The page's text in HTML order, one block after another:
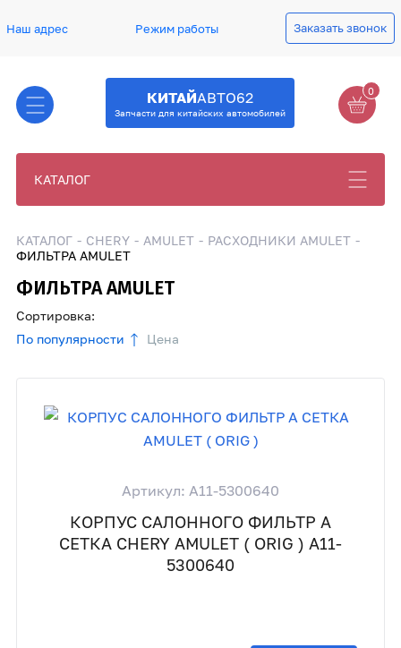
Наш адрес Режим работы Заказать звонок
КИТАЙАВТО62
Запчасти для китайских автомобилей
0
КАТАЛОГ
КАТАЛОГ CHERY AMULET
РАСХОДНИКИ AMULET
ФИЛЬТРА AMULET
ФИЛЬТРА AMULET
Сортировка:
По популярности
Цена
Артикул: A11-5300640
КОРПУС САЛОННОГО ФИЛЬТР А
СЕТКА CHERY AMULET ( ORIG ) A11-
5300640